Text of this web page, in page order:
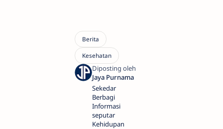
Sekedar
Berbagi
Informasi
seputar
Kehidupan